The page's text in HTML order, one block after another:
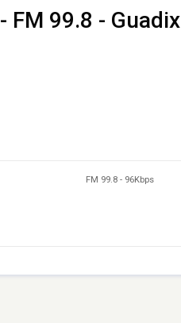
- FM 99.8 - Guadix
FM 99.8 - 96Kbps